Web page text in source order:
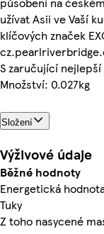
užívat Asii ve Vaší
klíčových značek
S zaručující
Množství: 0.027kg
Složení
Výživové údaje
Běžné hodnoty
Energetická
Tuky
Z toho nasycené